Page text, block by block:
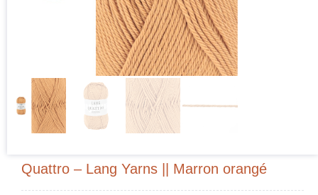
Quattro – Lang Yarns || Marron orangé